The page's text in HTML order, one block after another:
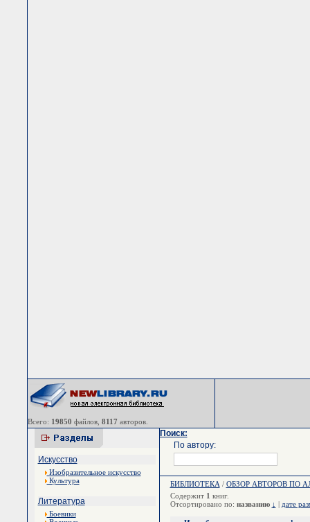
Всего: 19850 файлов, 8117 авторов.
Искусство
Изобразительное искусство
Культура
Литература
Боевики
Поиск:
По автору:
БИБЛИОТЕКА / ОБЗОР АВТОРОВ ПО
Содержит 1 книг.
Отсортировано по: названию ↓ | дате